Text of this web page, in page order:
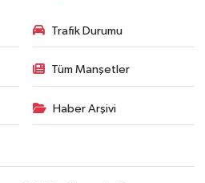
Trafik Durumu
Tüm Manşetler
Haber Arşivi